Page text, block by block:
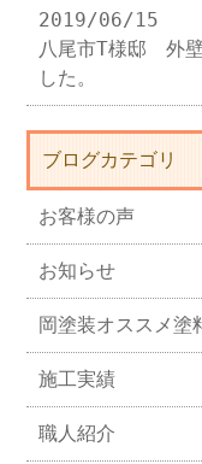
2019/06/15
八尾市T様邸 外
した。
ブログカテゴリ
お客様の声
お知らせ
岡塗装オススメ塗
施工実績
職人紹介